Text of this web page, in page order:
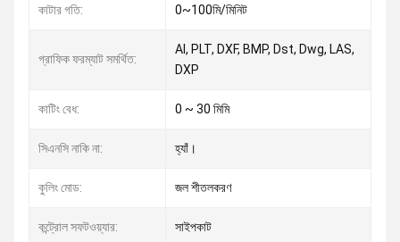
কাটার গতি: 0~100মি/মিনিট
গ্রাফিক ফরম্যাট সমর্থিত:
AI, PLT, DXF, BMP, Dst, Dwg, LAS,
DXP
কাটিং বেধ: 0 ~ 30 মিমি
সিএনসি নাকি না: হ্যাঁ।
কুলিং মোড: জল শীতলকরণ
কন্ট্রোল সফটওয়্যার: সাইপকাট